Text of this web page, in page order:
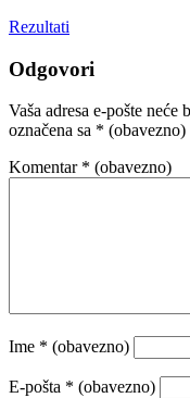
Rezultati
Odgovori
Vaša adresa e-pošte neće
označena sa * (obavezno)
Komentar * (obavezno)
Ime * (obavezno)
E-pošta * (obavezno)